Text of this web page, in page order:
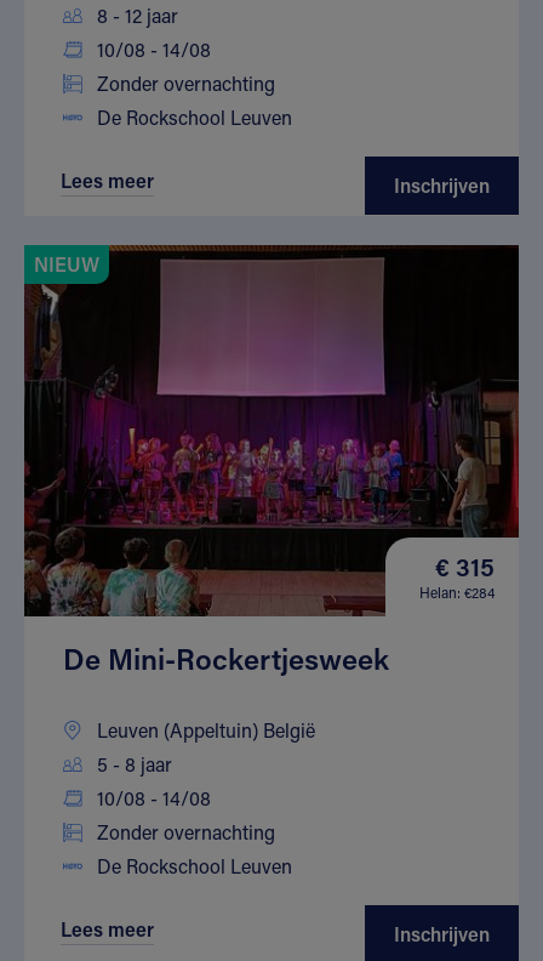
8 - 12 jaar
10/08 - 14/08
Zonder overnachting
De Rockschool Leuven
Lees meer Inschrijven
NIEUW
€ 315
Helan: €284
De Mini-Rockertjesweek
Leuven (Appeltuin) België
5 - 8 jaar
10/08 - 14/08
Zonder overnachting
De Rockschool Leuven
Lees meer Inschrijven